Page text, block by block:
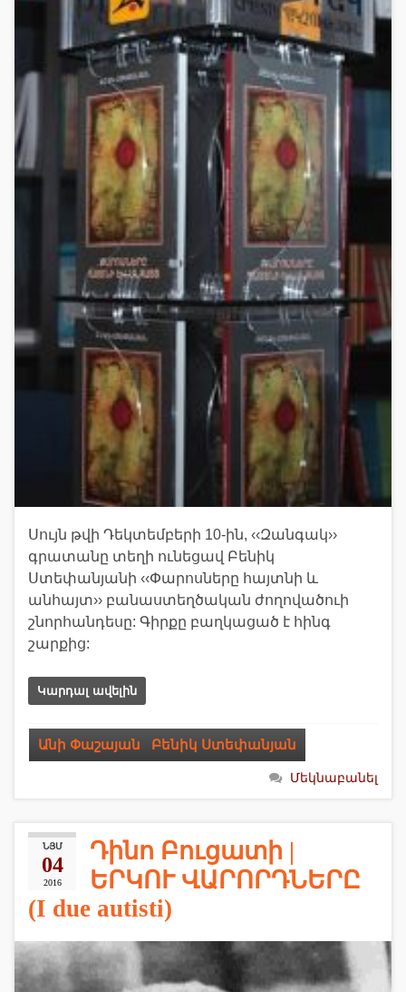
Սույն թվի Դեկտեմբերի 10-ին, ‹‹Զանգակ››
գրատանը տեղի ունեցավ Բենիկ
Ստեփանյանի ‹‹Փարոսները հայտնի և
անհայտ›› բանաստեղծական ժողովածուի
շնորհանդեսը: Գիրքը բաղկացած է հինգ
շարքից:
Կարդալ ավելին
Անի Փաշայան Բենիկ Ստեփանյան
Մեկնաբանել
ՆՅՄ
04
2016
Դինո Բուցատի |
ԵՐԿՈՒ ՎԱՐՈՐԴՆԵՐԸ
(I due autisti)